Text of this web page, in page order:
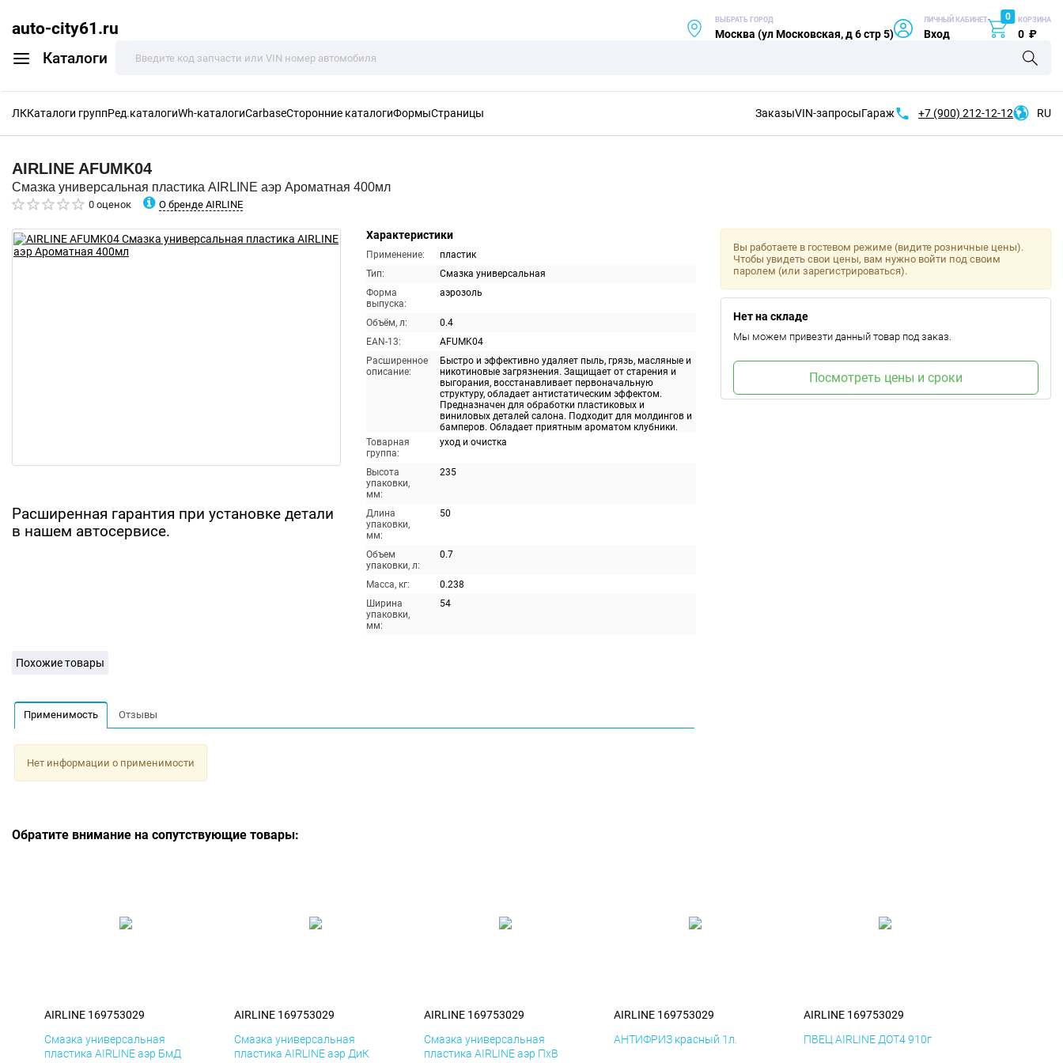
auto-city61.ru
Каталоги
ВЫБРАТЬ ГОРОД
Москва (ул Московская, д 6 стр 5)
ЛИЧНЫЙ КАБИНЕТ
Вход
0 КОРЗИНА
0 ₽
ЛККаталоги группРед.каталогиWh-каталогиCarbaseСторонние каталогиФормыСтраницы ЗаказыVIN-запросыГараж +7 (900) 212-12-12 RU
AIRLINE AFUMK04
Смазка универсальная пластика AIRLINE аэр Ароматная 400мл
0 оценок О бренде AIRLINE
Расширенная гарантия при установке детали
в нашем автосервисе.
Характеристики
Применение:
пластик
Тип:
Смазка универсальная
Форма
выпуска:
аэрозоль
Объём, л:
0.4
EAN-13:
AFUMK04
Расширенное
описание:
Быстро и эффективно удаляет пыль, грязь, масляные и
никотиновые загрязнения. Защищает от старения и
выгорания, восстанавливает первоначальную
структуру, обладает антистатическим эффектом.
Предназначен для обработки пластиковых и
виниловых деталей салона. Подходит для молдингов и
бамперов. Обладает приятным ароматом клубники.
Товарная
группа:
уход и очистка
Высота
упаковки,
мм:
235
Длина
упаковки,
мм:
50
Объем
упаковки, л:
0.7
Масса, кг:
0.238
Ширина
упаковки,
мм:
54
Вы работаете в гостевом режиме (видите розничные цены).
Чтобы увидеть свои цены, вам нужно войти под своим
паролем (или зарегистрироваться).
Нет на складе
Мы можем привезти данный товар под заказ.
Посмотреть цены и сроки
Похожие товары
Применимость Отзывы
Нет информации о применимости
Обратите внимание на сопутствующие товары:
AIRLINE 169753029
Смазка универсальная
пластика AIRLINE аэр БмД
AIRLINE 169753029
Смазка универсальная
пластика AIRLINE аэр ДиК
AIRLINE 169753029
Смазка универсальная
пластика AIRLINE аэр ПхВ
AIRLINE 169753029
АНТИФРИЗ красный 1л.
AIRLINE 169753029
ПВЕЦ AIRLINE ДОТ4 910г